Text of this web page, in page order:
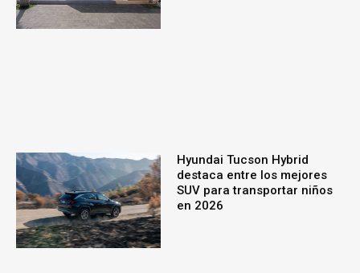
Hyundai Tucson Hybrid
destaca entre los mejores
SUV para transportar niños
en 2026